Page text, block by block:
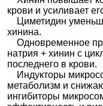
крови и усиливает
Циметидин
хинина.
Одновременное
натрия + хинин с
последнего в крови.
Индукторы
метаболизм и
ингибиторы